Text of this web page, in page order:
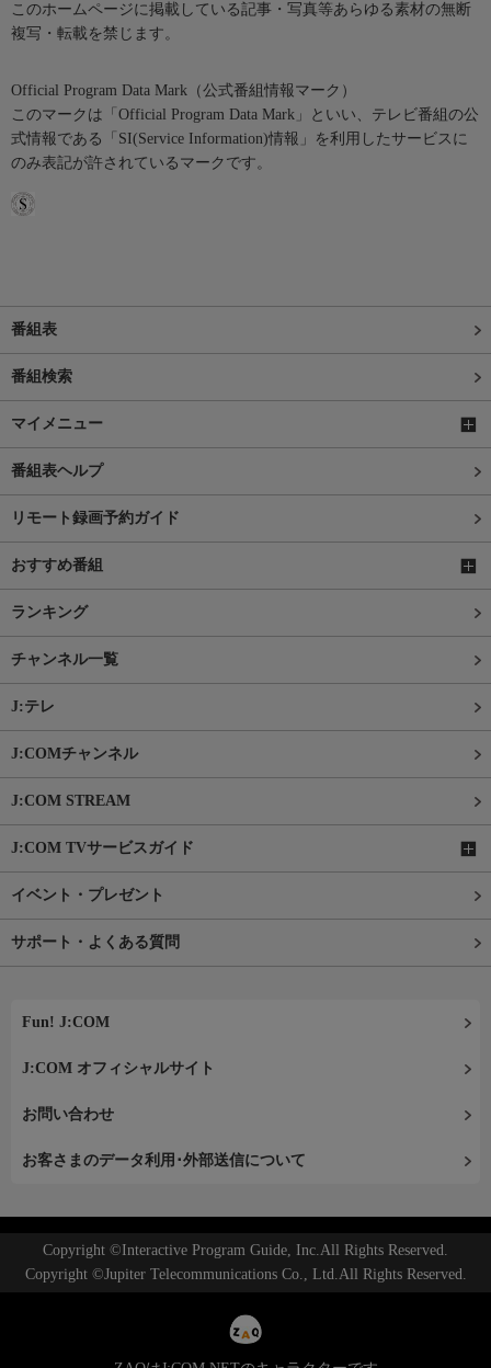
このホームページに掲載している記事・写真等あらゆる素材の無断
複写・転載を禁じます。
Official Program Data Mark（公式番組情報マーク）
このマークは「Official Program Data Mark」といい、テレビ番組の公
式情報である「SI(Service Information)情報」を利用したサービスに
のみ表記が許されているマークです。
番組表
番組検索
マイメニュー
番組表ヘルプ
リモート録画予約ガイド
おすすめ番組
ランキング
チャンネル一覧
J:テレ
J:COMチャンネル
J:COM STREAM
J:COM TVサービスガイド
イベント・プレゼント
サポート・よくある質問
Fun! J:COM
J:COM オフィシャルサイト
お問い合わせ
お客さまのデータ利用･外部送信について
Copyright ©Interactive Program Guide, Inc.All Rights Reserved.
Copyright ©Jupiter Telecommunications Co., Ltd.All Rights Reserved.